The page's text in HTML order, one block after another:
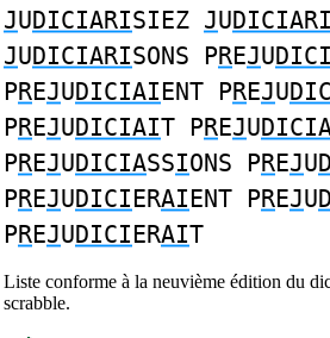
JUDICIARISIEZ JUDICIARI
JUDICIARISONS PREJU
PREJUDICIAIENT PREJU
PREJUDICIAIT PREJU
PREJUDICIASSIONS PREJU
PREJUDICIERAIENT PREJU
PREJUDICIERAIT
Liste conforme à la neuvième édition du
scrabble.